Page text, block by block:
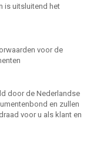
is uitsluitend het
voor de
door de Nederlandse
en zullen
voor u als klant en